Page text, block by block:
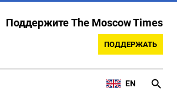
Поддержите The Moscow Times
ПОДДЕРЖАТЬ
EN